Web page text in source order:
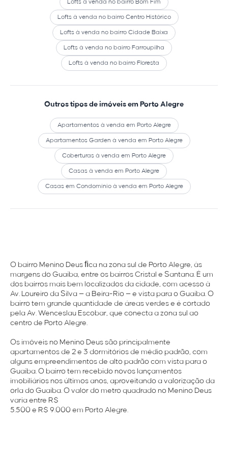
Lofts à venda no bairro Bom Fim
Lofts à venda no bairro Centro Histórico
Lofts à venda no bairro Cidade Baixa
Lofts à venda no bairro Farroupilha
Lofts à venda no bairro Floresta
Outros tipos de imóveis em Porto Alegre
Apartamentos à venda em Porto Alegre
Apartamentos Garden à venda em Porto Alegre
Coberturas à venda em Porto Alegre
Casas à venda em Porto Alegre
Casas em Condomínio à venda em Porto Alegre
O bairro Menino Deus ﬁca na zona sul de Porto Alegre, às
margens do Guaíba, entre os bairros Cristal e Santana. É um
dos bairros mais bem localizados da cidade, com acesso à
Av. Loureiro da Silva — a Beira-Rio — e vista para o Guaíba. O
bairro tem grande quantidade de áreas verdes e é cortado
pela Av. Wenceslau Escobar, que conecta a zona sul ao
centro de Porto Alegre.
Os imóveis no Menino Deussão principalmente
apartamentos de 2 e 3 dormitórios de médio padrão, com
alguns empreendimentos de alto padrão com vista para o
Guaíba. O bairro tem recebido novos lançamentos
imobiliários nos últimos anos, aproveitando a valorização da
orla do Guaíba. O valor do metro quadrado no Menino Deus
varia entre R$
5.500 e R$ 9.000 em Porto Alegre.